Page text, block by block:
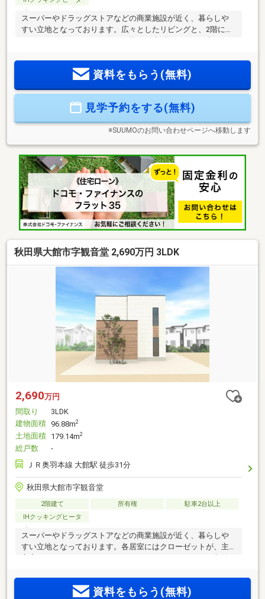
スーパーやドラッグストアなどの商業施設が近く、暮らしや
すい立地となっております。広々としたリビングと、2階には
フリールームがございますので様々な生活スタイルに合わせ
２８２１万円・返済年数 40年・金利（変動） 1.00％
資料をもらう(無料)
見学予約をする(無料)
※SUUMOのお問い合わせページへ移動します
秋田県大館市字観音堂 2,690万円 3LDK
2,690万円
間取り
3LDK
建物面積 96.88m2
土地面積 179.14m2
総戸数
-
ＪＲ奥羽本線 大館駅 徒歩31分
秋田県大館市字観音堂
2階建て 所有権
駐車2台以上
IHクッキングヒータ
スーパーやドラッグストアなどの商業施設が近く、暮らしや
すい立地となっております。各居室にはクローゼットが、主
０万円・返済年数 40年・金利（変動） 1.00％
資料をもらう(無料)